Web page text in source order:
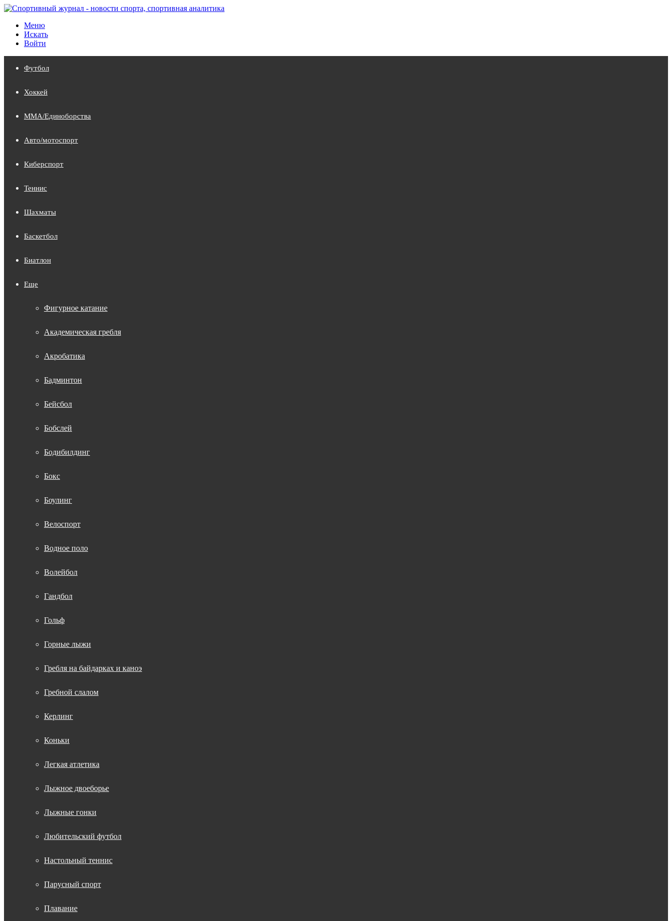
Меню
Искать
Войти
Футбол
Хоккей
MMA/Единоборства
Авто/мотоспорт
Киберспорт
Теннис
Шахматы
Баскетбол
Биатлон
Еще
Фигурное катание
Академическая гребля
Акробатика
Бадминтон
Бейсбол
Бобслей
Бодибилдинг
Бокс
Боулинг
Велоспорт
Водное поло
Волейбол
Гандбол
Гольф
Горные лыжи
Гребля на байдарках и каноэ
Гребной слалом
Керлинг
Коньки
Легкая атлетика
Лыжное двоеборье
Лыжные гонки
Любительский футбол
Настольный теннис
Парусный спорт
Плавание